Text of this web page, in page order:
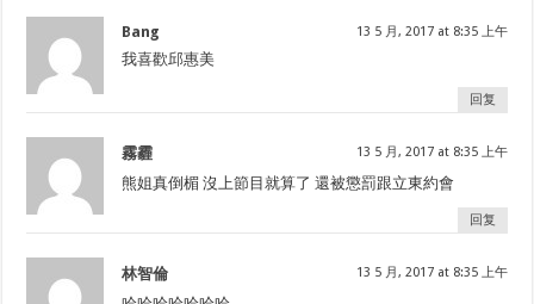
Bang 13 5 月, 2017 at 8:35 上午
我喜歡邱惠美
回复
霧霾 13 5 月, 2017 at 8:35 上午
熊姐真倒楣 沒上節目就算了 還被懲罰跟立東約會
回复
林智倫 13 5 月, 2017 at 8:35 上午